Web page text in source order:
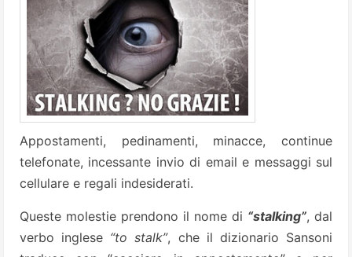
Appostamenti, pedinamenti, minacce, continue
telefonate, incessante invio di email e messaggi sul
cellulare e regali indesiderati.
Queste molestie prendono il nome di “stalking”, dal
verbo inglese “to stalk”, che il dizionario Sansoni